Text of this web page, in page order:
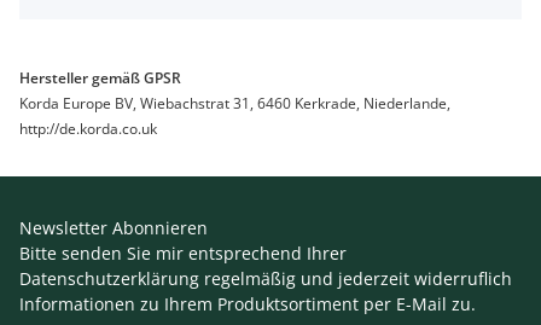
Hersteller gemäß GPSR
Korda Europe BV, Wiebachstrat 31, 6460 Kerkrade, Niederlande,
http://de.korda.co.uk
Newsletter Abonnieren
Bitte senden Sie mir entsprechend Ihrer
Datenschutzerklärung regelmäßig und jederzeit widerruflich
Informationen zu Ihrem Produktsortiment per E-Mail zu.